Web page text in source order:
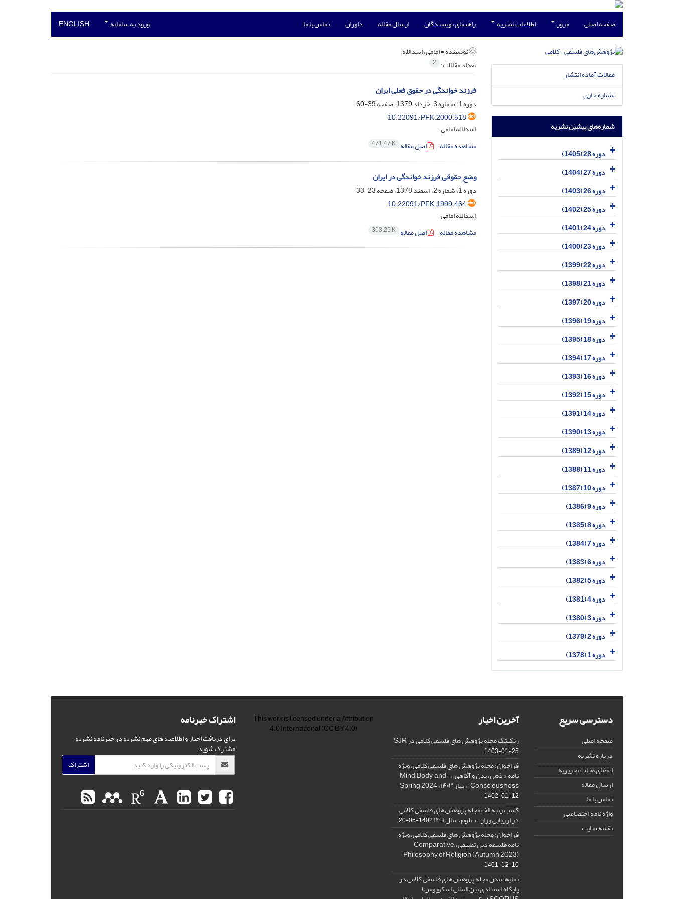
صفحه اصلی مرور اطلاعات نشریه راهنمای نویسندگان ارسال مقاله داوران تماس با ما ورود به سامانه ENGLISH
نویسنده =امامی، اسدالله
تعداد مقالات: 2
فرزند خواندگی در حقوق فعلی ایران
دوره 1، شماره 3، خرداد 1379، صفحه
39-60
10.22091/PFK.2000.518
اسدالله امامی
مشاهده مقاله
اصل مقاله 471.47 K
وضع حقوقی فرزند خواندگی در ایران
دوره 1، شماره 2، اسفند 1378، صفحه
23-33
10.22091/PFK.1999.464
اسدالله امامی
مشاهده مقاله
اصل مقاله 303.25 K
مقالات آماده انتشار
شماره جاری
شماره‌های پیشین نشریه
دوره 28 (1405)
دوره 27 (1404)
دوره 26 (1403)
دوره 25 (1402)
دوره 24 (1401)
دوره 23 (1400)
دوره 22 (1399)
دوره 21 (1398)
دوره 20 (1397)
دوره 19 (1396)
دوره 18 (1395)
دوره 17 (1394)
دوره 16 (1393)
دوره 15 (1392)
دوره 14 (1391)
دوره 13 (1390)
دوره 12 (1389)
دوره 11 (1388)
دوره 10 (1387)
دوره 9 (1386)
دوره 8 (1385)
دوره 7 (1384)
دوره 6 (1383)
دوره 5 (1382)
دوره 4 (1381)
دوره 3 (1380)
دوره 2 (1379)
دوره 1 (1378)
دسترسی سریع
صفحه اصلی
درباره نشریه
اعضای هیات تحریریه
ارسال مقاله
تماس با ما
واژه نامه اختصاصی
نقشه سایت
آخرین اخبار
رنکینگ مجله پژوهش های فلسفی کلامی در SJR
1403-01-25
فراخوان: مجله پژوهش های فلسفی کلامی، ویژه
نامه « ذهن، بدن و آگاهی»، "Mind, Body, and
Consciousness"، بهار ۱۴۰۳، Spring 2024
1402-01-12
کسب رتبه الف مجله پژوهش های فلسفی کلامی
در ارزیابی وزارت علوم، سال ۱۴۰۱ 1402-05-20
فراخوان: مجله پژوهش های فلسفی کلامی، ویژه
نامه فلسفه دین تطبیقی، ,Comparative
Philosophy of Religion (Autumn 2023)
1401-12-10
نمایه شدن مجله پژوهش های فلسفی کلامی در
پایگاه استنادی بین المللی اسکوپوس (
This work is licensed under aAttribution
4.0 International(CC BY 4.0) اشتراک خبرنامه
برای دریافت اخبار و اطلاعیه های مهم نشریه در خبرنامه نشریه
مشترک شوید.
اشتراک